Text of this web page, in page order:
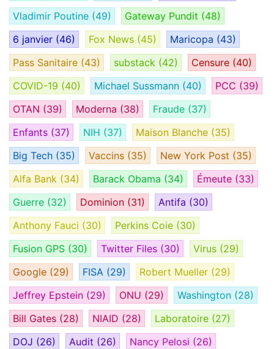
Vladimir Poutine (49) Gateway Pundit (48)
6 janvier (46) Fox News (45) Maricopa (43)
Pass Sanitaire (43) substack (42) Censure (40)
COVID-19 (40) Michael Sussmann (40) PCC (39)
OTAN (39) Moderna (38) Fraude (37)
Enfants (37) NIH (37) Maison Blanche (35)
Big Tech (35) Vaccins (35) New York Post (35)
Alfa Bank (34) Barack Obama (34) Émeute (33)
Guerre (32) Dominion (31) Antifa (30)
Anthony Fauci (30) Perkins Coie (30)
Fusion GPS (30) Twitter Files (30) Virus (29)
Google (29) FISA (29) Robert Mueller (29)
Jeffrey Epstein (29) ONU (29) Washington (28)
Bill Gates (28) NIAID (28) Laboratoire (27)
DOJ (26) Audit (26) Nancy Pelosi (26)